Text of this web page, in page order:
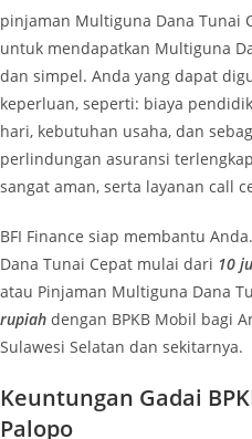
pinjaman Multiguna Dana Tunai
untuk mendapatkan Multiguna
dan simpel. Anda yang dapat
keperluan, seperti: biaya
hari, kebutuhan usaha, dan
perlindungan asuransi
sangat aman, serta layanan call
BFI Finance siap membantu
Dana Tunai Cepat mulai dari 10
atau Pinjaman Multiguna Dana
rupiah dengan BPKB Mobil bagi
Sulawesi Selatan dan sekitarnya.
Keuntungan Gadai
Palopo